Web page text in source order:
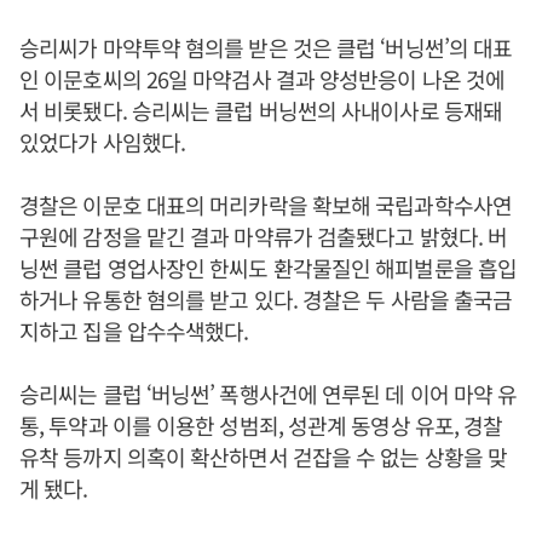
승리씨가 마약투약 혐의를 받은 것은 클럽 ‘버닝썬’의 대표
인 이문호씨의 26일 마약검사 결과 양성반응이 나온 것에
서 비롯됐다. 승리씨는 클럽 버닝썬의 사내이사로 등재돼
있었다가 사임했다.
경찰은 이문호 대표의 머리카락을 확보해 국립과학수사연
구원에 감정을 맡긴 결과 마약류가 검출됐다고 밝혔다. 버
닝썬 클럽 영업사장인 한씨도 환각물질인 해피벌룬을 흡입
하거나 유통한 혐의를 받고 있다. 경찰은 두 사람을 출국금
지하고 집을 압수수색했다.
승리씨는 클럽 ‘버닝썬’ 폭행사건에 연루된 데 이어 마약 유
통, 투약과 이를 이용한 성범죄, 성관계 동영상 유포, 경찰
유착 등까지 의혹이 확산하면서 걷잡을 수 없는 상황을 맞
게 됐다.